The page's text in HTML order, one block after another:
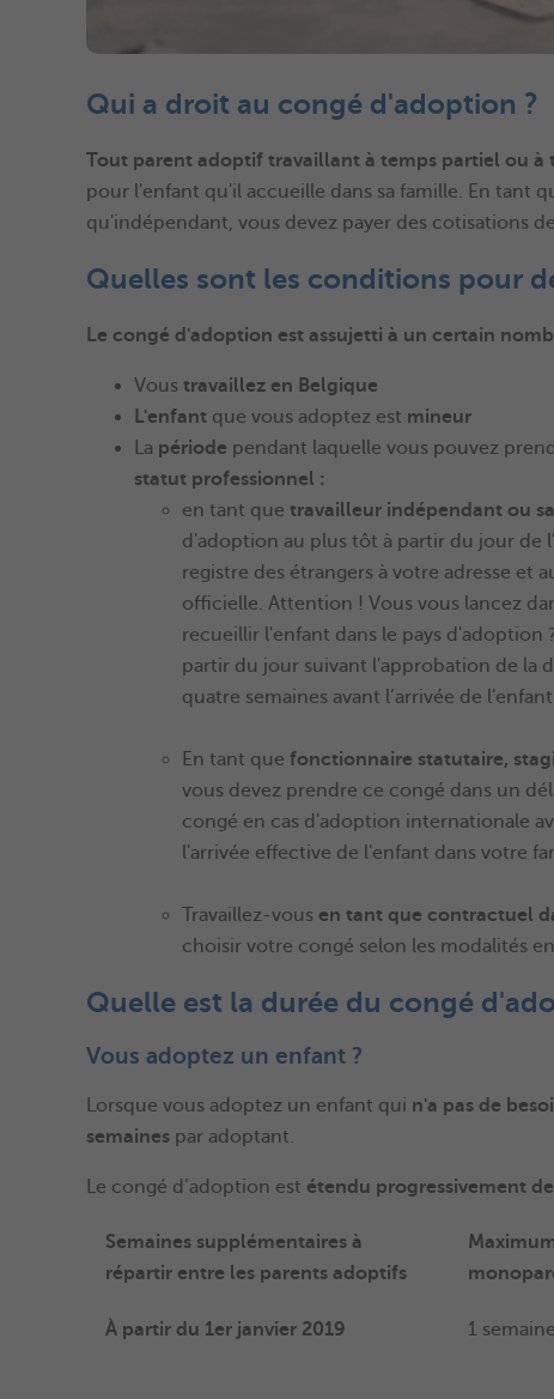
Qui a droit au congé d'adoption ?
Tout parent adoptif travaillant à temps partiel ou à
pour l'enfant qu'il accueille dans sa famille. En tant
qu'indépendant, vous devez payer des cotisations
Quelles sont les conditions pour
Le congé d'adoption est assujetti à un certain
Vous travaillez en Belgique
L'enfant que vous adoptez est mineur
La période pendant laquelle vous pouvez
statut professionnel :
en tant que travailleur indépendant ou
d'adoption au plus tôt à partir du jour de
registre des étrangers à votre adresse et
officielle. Attention ! Vous vous lancez
recueillir l'enfant dans le pays d'adoption
partir du jour suivant l'approbation de la
quatre semaines avant l’arrivée de
En tant que fonctionnaire statutaire,
vous devez prendre ce congé dans un
congé en cas d'adoption internationale
l'arrivée effective de l'enfant dans votre
Travaillez-vous en tant que contractuel
choisir votre congé selon les modalités
Quelle est la durée du congé
Vous adoptez un enfant ?
Lorsque vous adoptez un enfant qui n'a pas de
semaines par adoptant.
Le congé d’adoption est étendu progressivement
Semaines supplémentaires à
répartir entre les parents adoptifs
À partir du 1er janvier 2019 1 semaine